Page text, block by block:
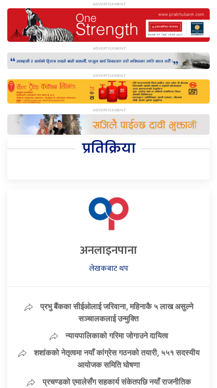
प्रतिक्रिया
अनलाइनपाना
लेखकबाट थप
प्रभु बैंकका सीईओलाई जरिवाना, महिनाकै ५ लाख असुल्ने
सञ्चालकलाई उन्मुक्ति
न्यायपालिकाको गरिमा जोगाउने दायित्व
शशांकको नेतृत्वमा नयाँ कांग्रेस गठनको तयारी, ५५१ सदस्यीय
आयोजक समिति घोषणा
प्रचण्डको एमालेसँग सहकार्य संकेतपछि नयाँ राजनीतिक